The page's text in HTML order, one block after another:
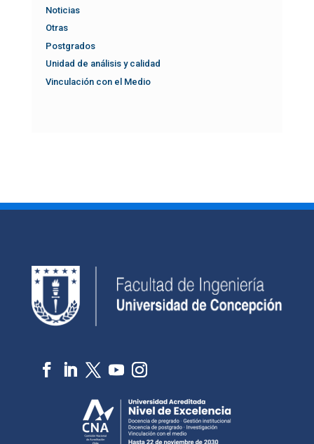
Noticias
Otras
Postgrados
Unidad de análisis y calidad
Vinculación con el Medio